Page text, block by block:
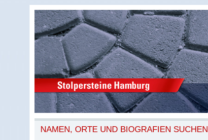
NAMEN, ORTE UND BIOGRAFIEN SUCHEN